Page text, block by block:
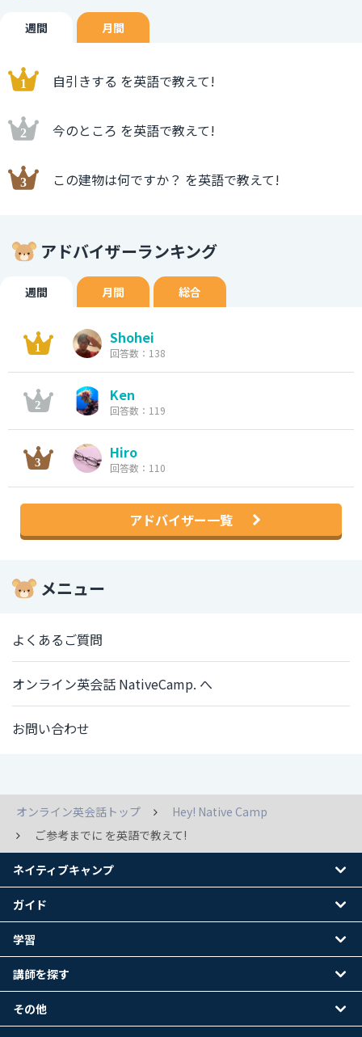
週間 月間
自引きする を英語で教えて!
今のところ を英語で教えて!
この建物は何ですか？ を英語で教えて!
アドバイザーランキング
週間 月間 総合
Shohei
回答数：138
Ken
回答数：119
Hiro
回答数：110
アドバイザー一覧
メニュー
よくあるご質問
オンライン英会話 NativeCamp. へ
お問い合わせ
オンライン英会話トップ
Hey! Native Camp
ご参考までに を英語で教えて!
ネイティブキャンプ
ガイド
学習
講師を探す
その他